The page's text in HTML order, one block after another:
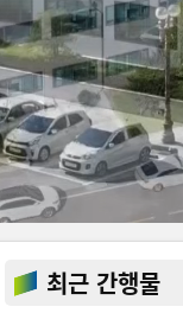
최근 간행물